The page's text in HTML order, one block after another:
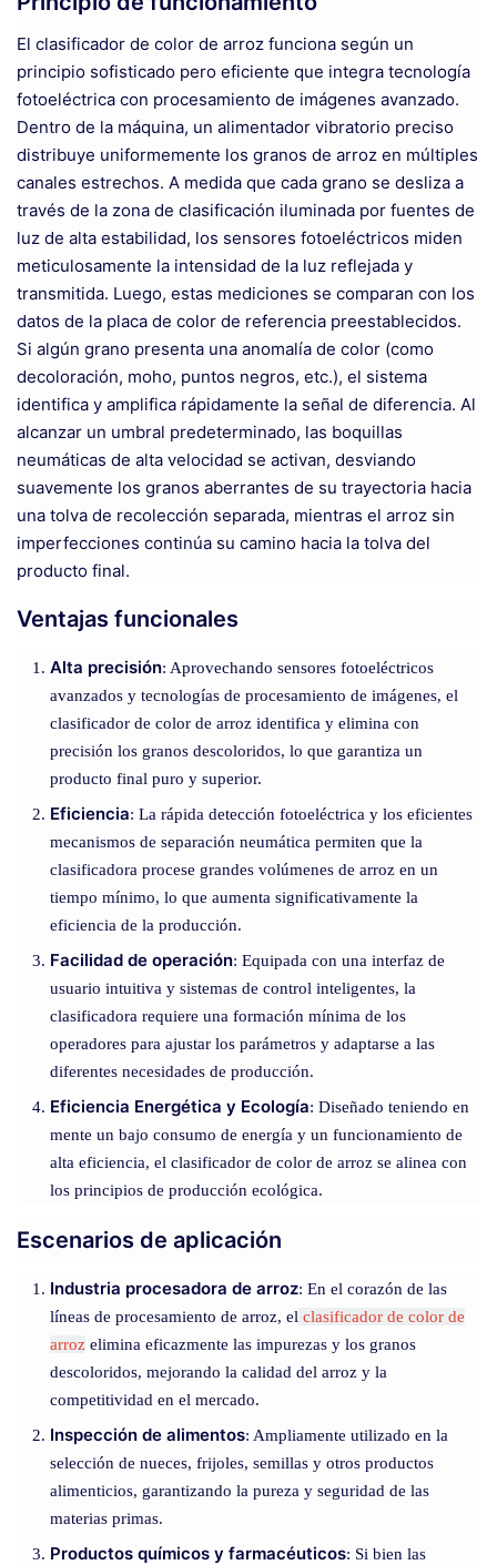
El clasificador de color de arroz funciona según un
principio sofisticado pero eficiente que integra tecnología
fotoeléctrica con procesamiento de imágenes avanzado.
Dentro de la máquina, un alimentador vibratorio preciso
distribuye uniformemente los granos de arroz en múltiples
canales estrechos. A medida que cada grano se desliza a
través de la zona de clasificación iluminada por fuentes de
luz de alta estabilidad, los sensores fotoeléctricos miden
meticulosamente la intensidad de la luz reflejada y
transmitida. Luego, estas mediciones se comparan con los
datos de la placa de color de referencia preestablecidos.
Si algún grano presenta una anomalía de color (como
decoloración, moho, puntos negros, etc.), el sistema
identifica y amplifica rápidamente la señal de diferencia. Al
alcanzar un umbral predeterminado, las boquillas
neumáticas de alta velocidad se activan, desviando
suavemente los granos aberrantes de su trayectoria hacia
una tolva de recolección separada, mientras el arroz sin
imperfecciones continúa su camino hacia la tolva del
producto final.
Ventajas funcionales
Alta precisión: Aprovechando sensores fotoeléctricos
avanzados y tecnologías de procesamiento de imágenes, el
clasificador de color de arroz identifica y elimina con
precisión los granos descoloridos, lo que garantiza un
producto final puro y superior.
Eficiencia: La rápida detección fotoeléctrica y los eficientes
mecanismos de separación neumática permiten que la
clasificadora procese grandes volúmenes de arroz en un
tiempo mínimo, lo que aumenta significativamente la
eficiencia de la producción.
Facilidad de operación: Equipada con una interfaz de
usuario intuitiva y sistemas de control inteligentes, la
clasificadora requiere una formación mínima de los
operadores para ajustar los parámetros y adaptarse a las
diferentes necesidades de producción.
Eficiencia Energética y Ecología: Diseñado teniendo en
mente un bajo consumo de energía y un funcionamiento de
alta eficiencia, el clasificador de color de arroz se alinea con
los principios de producción ecológica.
Escenarios de aplicación
Industria procesadora de arroz: En el corazón de las
líneas de procesamiento de arroz, el clasificador de color de
arroz elimina eficazmente las impurezas y los granos
descoloridos, mejorando la calidad del arroz y la
competitividad en el mercado.
Inspección de alimentos: Ampliamente utilizado en la
selección de nueces, frijoles, semillas y otros productos
alimenticios, garantizando la pureza y seguridad de las
materias primas.
Productos químicos y farmacéuticos: Si bien las